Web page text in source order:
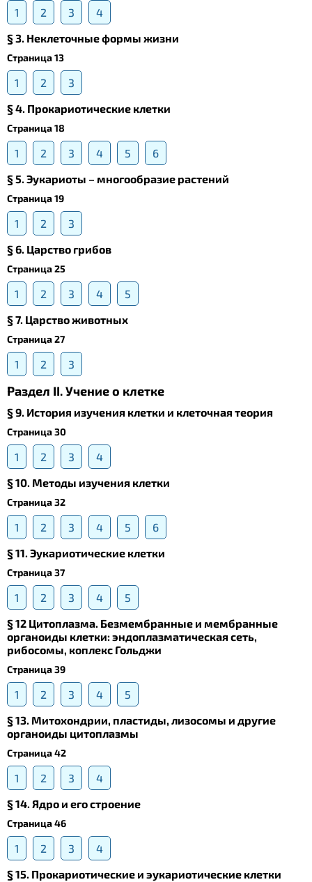
1 2 3
4
§ 3. Неклеточные формы жизни
Страница 13
1 2
3
§ 4. Прокариотические клетки
Страница 18
1 2 3 4 5
6
§ 5. Эукариоты – многообразие растений
Страница 19
1 2
3
§ 6. Царство грибов
Страница 25
1 2 3 4
5
§ 7. Царство животных
Страница 27
1 2 3
Раздел II. Учение о клетке
§ 9. История изучения клетки и клеточная теория
Страница 30
1 2 3
4
§ 10. Методы изучения клетки
Страница 32
1 2 3 4 5
6
§ 11. Эукариотические клетки
Страница 37
1 2 3 4
5
§ 12 Цитоплазма. Безмембранные и мембранные
органоиды клетки: эндоплазматическая сеть,
рибосомы, коплекс Гольджи
Страница 39
1 2 3 4
5
§ 13. Mитохондрии, пластиды, лизосомы и другие
органоиды цитоплазмы
Страница 42
1 2 3
4
§ 14. Ядро и его строение
Страница 46
1 2 3
4
§ 15. Прокариотические и эукариотические клетки